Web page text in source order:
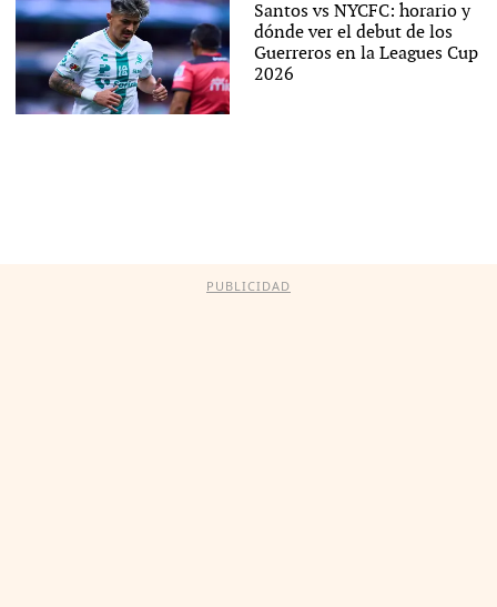
Santos vs NYCFC: horario y
dónde ver el debut de los
Guerreros en la Leagues Cup
2026
PUBLICIDAD